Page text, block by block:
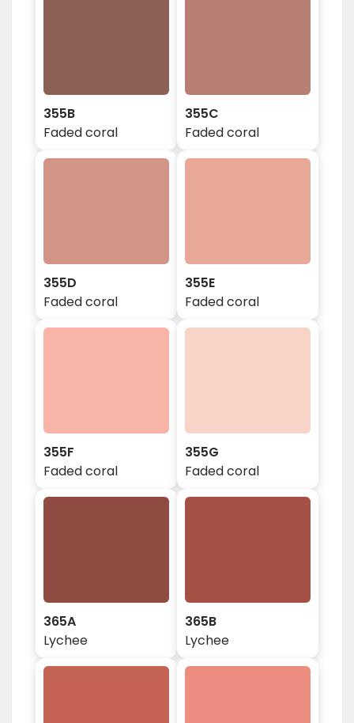
355B
Faded coral
355C
Faded coral
355D
Faded coral
355E
Faded coral
355F
Faded coral
355G
Faded coral
365A
Lychee
365B
Lychee